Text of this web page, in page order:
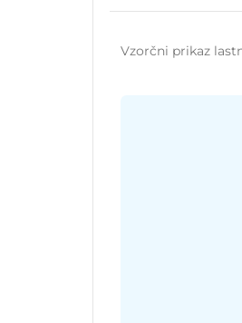
Vzorčni prikaz